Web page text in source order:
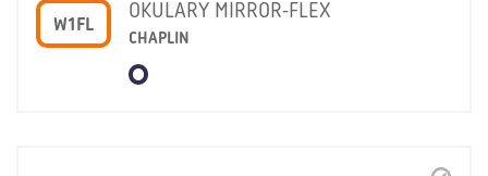
W1FL
OKULARY MIRROR-FLEX
CHAPLIN